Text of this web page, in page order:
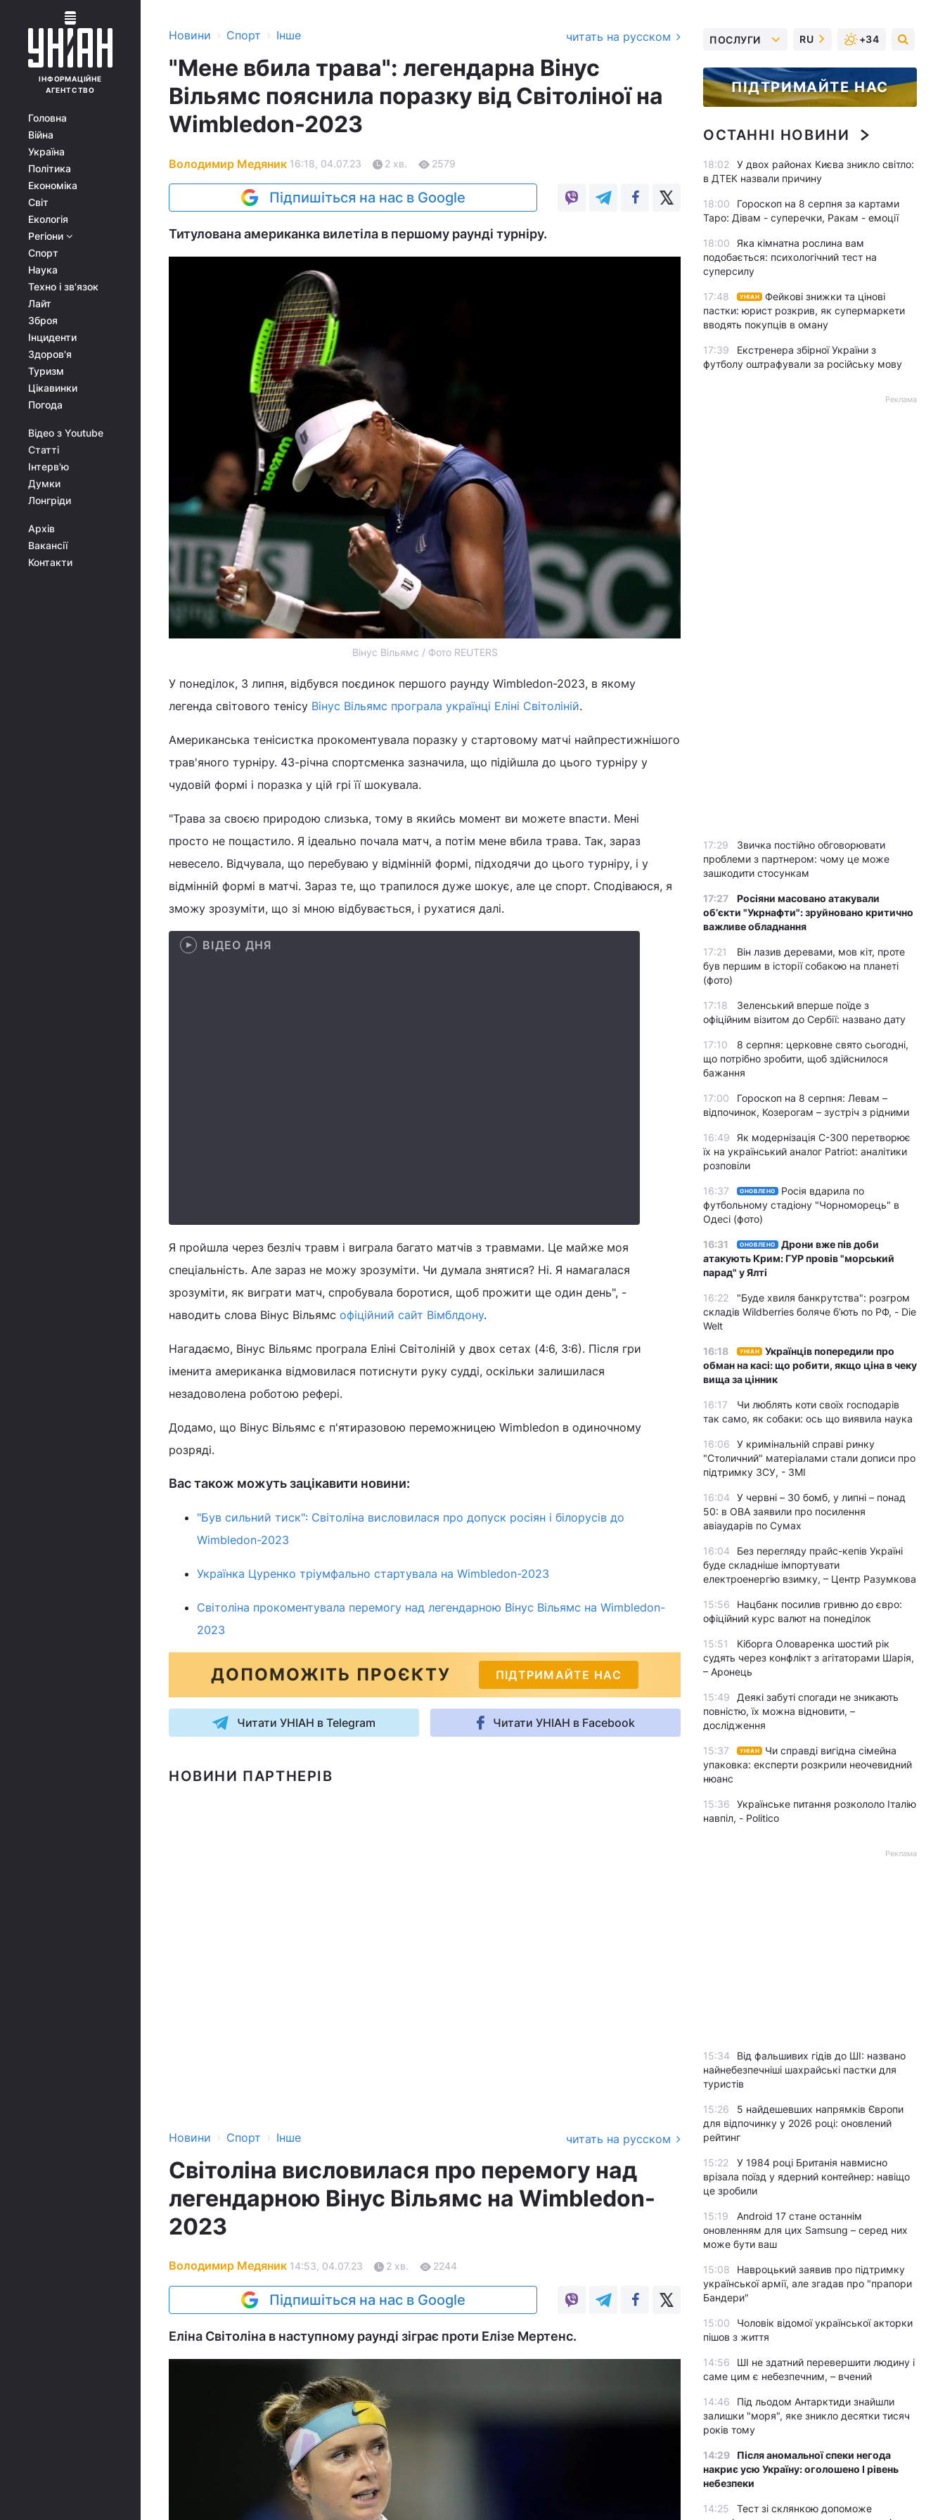
ІНФОРМАЦІЙНЕ
АГЕНТСТВО
Головна
Війна
Україна
Політика
Економіка
Світ
Екологія
Регіони
Спорт
Наука
Техно і зв'язок
Лайт
Зброя
Інциденти
Здоров'я
Туризм
Цікавинки
Погода
Відео з Youtube
Статті
Інтерв'ю
Думки
Лонгріди
Архів
Вакансії
Контакти
Новини › Спорт › Інше читать на русском
"Мене вбила трава": легендарна Вінус
Вільямс пояснила поразку від Світоліної на
Wimbledon-2023
Володимир Медяник 16:18, 04.07.23 2 хв. 2579
Підпишіться на нас в Google
Титулована американка вилетіла в першому раунді турніру.
Вінус Вільямс / Фото REUTERS
У понеділок, 3 липня, відбувся поєдинок першого раунду Wimbledon-2023, в якому
легенда світового тенісу Вінус Вільямс програла українці Еліні Світоліній.
Американська тенісистка прокоментувала поразку у стартовому матчі найпрестижнішого
трав'яного турніру. 43-річна спортсменка зазначила, що підійшла до цього турніру у
чудовій формі і поразка у цій грі її шокувала.
"Трава за своєю природою слизька, тому в якийсь момент ви можете впасти. Мені
просто не пощастило. Я ідеально почала матч, а потім мене вбила трава. Так, зараз
невесело. Відчувала, що перебуваю у відмінній формі, підходячи до цього турніру, і у
відмінній формі в матчі. Зараз те, що трапилося дуже шокує, але це спорт. Сподіваюся, я
зможу зрозуміти, що зі мною відбувається, і рухатися далі.
ВІДЕО ДНЯ
Я пройшла через безліч травм і виграла багато матчів з травмами. Це майже моя
спеціальність. Але зараз не можу зрозуміти. Чи думала знятися? Ні. Я намагалася
зрозуміти, як виграти матч, спробувала боротися, щоб прожити ще один день", -
наводить слова Вінус Вільямс офіційний сайт Вімблдону.
Нагадаємо, Вінус Вільямс програла Еліні Світоліній у двох сетах (4:6, 3:6). Після гри
іменита американка відмовилася потиснути руку судді, оскільки залишилася
незадоволена роботою рефері.
Додамо, що Вінус Вільямс є п'ятиразовою переможницею Wimbledon в одиночному
розряді.
Вас також можуть зацікавити новини:
"Був сильний тиск": Світоліна висловилася про допуск росіян і білорусів до
Wimbledon-2023
Українка Цуренко тріумфально стартувала на Wimbledon-2023
Світоліна прокоментувала перемогу над легендарною Вінус Вільямс на Wimbledon-
2023
ДОПОМОЖІТЬ ПРОЄКТУ ПІДТРИМАЙТЕ НАС
Читати УНІАН в Telegram Читати УНІАН в Facebook
НОВИНИ ПАРТНЕРІВ
Новини › Спорт › Інше читать на русском
Світоліна висловилася про перемогу над
легендарною Вінус Вільямс на Wimbledon-
2023
Володимир Медяник 14:53, 04.07.23 2 хв. 2244
Підпишіться на нас в Google
Еліна Світоліна в наступному раунді зіграє проти Елізе Мертенс.
ПОСЛУГИ RU +34
ПІДТРИМАЙТЕ НАС
ОСТАННІ НОВИНИ
18:02
У двох районах Києва зникло світло:
в ДТЕК назвали причину
18:00
Гороскоп на 8 серпня за картами
Таро: Дівам - суперечки, Ракам - емоції
18:00
Яка кімнатна рослина вам
подобається: психологічний тест на
суперсилу
17:48 УНІАН
Фейкові знижки та цінові
пастки: юрист розкрив, як супермаркети
вводять покупців в оману
17:39
Екстренера збірної України з
футболу оштрафували за російську мову
Реклама
17:29
Звичка постійно обговорювати
проблеми з партнером: чому це може
зашкодити стосункам
17:27
Росіяни масовано атакували
обʼєкти "Укрнафти": зруйновано критично
важливе обладнання
17:21
Він лазив деревами, мов кіт, проте
був першим в історії собакою на планеті
(фото)
17:18
Зеленський вперше поїде з
офіційним візитом до Сербії: названо дату
17:10
8 серпня: церковне свято сьогодні,
що потрібно зробити, щоб здійснилося
бажання
17:00
Гороскоп на 8 серпня: Левам –
відпочинок, Козерогам – зустріч з рідними
16:49
Як модернізація С-300 перетворює
їх на український аналог Patriot: аналітики
розповіли
16:37 ОНОВЛЕНО
Росія вдарила по
футбольному стадіону "Чорноморець" в
Одесі (фото)
16:31 ОНОВЛЕНО
Дрони вже пів доби
атакують Крим: ГУР провів "морський
парад" у Ялті
16:22
"Буде хвиля банкрутства": розгром
складів Wildberries боляче бʼють по РФ, - Die
Welt
16:18 УНІАН
Українців попередили про
обман на касі: що робити, якщо ціна в чеку
вища за цінник
16:17
Чи люблять коти своїх господарів
так само, як собаки: ось що виявила наука
16:06
У кримінальній справі ринку
"Столичний" матеріалами стали дописи про
підтримку ЗСУ, - ЗМІ
16:04
У червні – 30 бомб, у липні – понад
50: в ОВА заявили про посилення
авіаударів по Сумах
16:04
Без перегляду прайс-кепів Україні
буде складніше імпортувати
електроенергію взимку, – Центр Разумкова
15:56
Нацбанк посилив гривню до євро:
офіційний курс валют на понеділок
15:51
Кіборга Оловаренка шостий рік
судять через конфлікт з агітаторами Шарія,
– Аронець
15:49
Деякі забуті спогади не зникають
повністю, їх можна відновити, –
дослідження
15:37 УНІАН
Чи справді вигідна сімейна
упаковка: експерти розкрили неочевидний
нюанс
15:36
Українське питання розкололо Італію
навпіл, - Politico
Реклама
15:34
Від фальшивих гідів до ШІ: названо
найнебезпечніші шахрайські пастки для
туристів
15:26
5 найдешевших напрямків Європи
для відпочинку у 2026 році: оновлений
рейтинг
15:22
У 1984 році Британія навмисно
врізала поїзд у ядерний контейнер: навіщо
це зробили
15:19
Android 17 стане останнім
оновленням для цих Samsung – серед них
може бути ваш
15:08
Навроцький заявив про підтримку
української армії, але згадав про "прапори
Бандери"
15:00
Чоловік відомої української акторки
пішов з життя
14:56
ШІ не здатний перевершити людину і
саме цим є небезпечним, – вчений
14:46
Під льодом Антарктиди знайшли
залишки "моря", яке зникло десятки тисяч
років тому
14:29
Після аномальної спеки негода
накриє усю Україну: оголошено І рівень
небезпеки
14:25
Тест зі склянкою допоможе